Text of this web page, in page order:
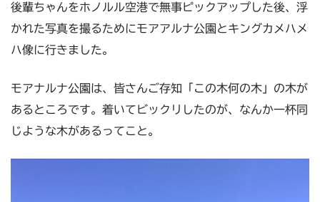
後輩ちゃんをホノルル空港で無事ピックアップした後、浮
かれた写真を撮るためにモアアルナ公園とキングカメハメ
ハ像に行きました。
モアナルナ公園は、皆さんご存知「この木何の木」の木が
あるところです。着いてビックリしたのが、なんか一杯同
じような木があるってこと。